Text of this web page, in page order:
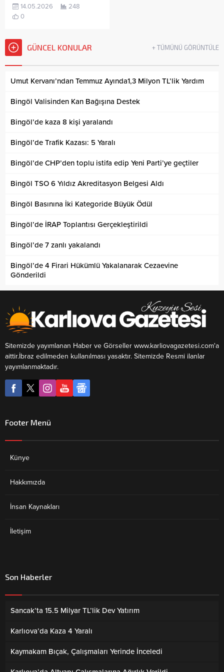
14.05.2026
248
0
GÜNCEL KONULAR + TÜMÜNÜ GÖRÜNTÜLE
Umut Kervanı’ndan Temmuz Ayında1,3 Milyon TL’lik Yardım
Bingöl Valisinden Kan Bağışına Destek
Bingöl’de kaza 8 kişi yaralandı
Bingöl’de Trafik Kazası: 5 Yaralı
Bingöl’de CHP’den toplu istifa edip Yeni Parti’ye geçtiler
Bingöl TSO 6 Yıldız Akreditasyon Belgesi Aldı
Bingöl Basınına İki Kategoride Büyük Ödül
Bingöl’de İRAP Toplantısı Gerçekleştirildi
Bingöl’de 7 zanlı yakalandı
Bingöl’de 4 Firari Hükümlü Yakalanarak Cezaevine
Gönderildi
Sitemizde yayımlanan Haber ve Görseller www.karliovagazetesi.com'a
aittir.İbraz edilmeden kullanılması yasaktır. Sitemizde Resmi ilanlar
yayımlanmaktadır.
Footer Menü
Künye
Hakkımızda
İnsan Kaynakları
İletişim
Son Haberler
Sancak’ta 15.5 Milyar TL’lik Dev Yatırım
Karlıova’da Kaza 4 Yaralı
Kaymakam Bıçak, Çalışmaları Yerinde İnceledi